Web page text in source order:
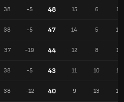
38 -5 48 15 6 17
38 -5 47 14 5 19
37 -19 44 12 8 17
38 -5 43 11 10 17
38 -12 40 9 13 16